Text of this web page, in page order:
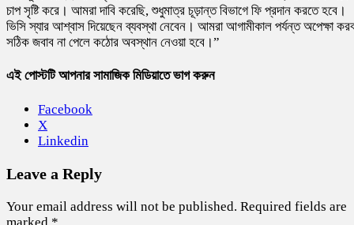
চাপ সৃষ্টি করে। আমরা দাবি করেছি, শুধুমাত্র চূড়ান্ত বিভাগে ফি প্রদান করতে হবে।
ভিসি স্যার আশ্বাস দিয়েছেন ব্যবস্থা নেবেন। আমরা আগামীকাল পর্যন্ত অপেক্ষা
সঠিক জবাব না পেলে কঠোর অবস্থান নেওয়া হবে।”
এই পোস্টটি আপনার সামাজিক মিডিয়াতে ভাগ করুন
Facebook
X
Linkedin
Leave a Reply
Your email address will not be published. Required fields are